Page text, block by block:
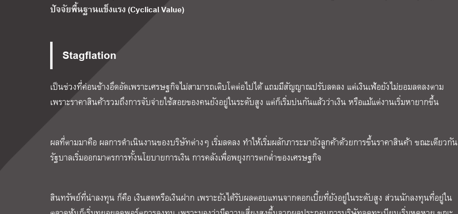
ปัจจัยพื้นฐานแข็งแรง (Cyclical Value)
Stagflation
เป็นช่วงที่ค่อนข้างอึดอัดเพราะเศรษฐกิจไม่สามารถเติบโตต่อไปได้ แถมมีสัญญาณปรับลดลง แต่เงินเฟ้อยังไม่ยอมลดลงตาม
เพราะราคาสินค้ารวมถึงการจับจ่ายใช้สอยของคนยังอยู่ในระดับสูง แต่ก็เริ่มบ่นกันแล้วว่าเงิน หรือแม้แต่งานเริ่มหายากขึ้น
ผลที่ตามมาคือ ผลการดำเนินงานของบริษัทต่างๆ เริ่มลดลง ทำให้เริ่มผลักภาระมายังลูกค้าด้วยการขึ้นราคาสินค้า ขณะเดียวกัน
รัฐบาลเริ่มออกมาตรการทั้งนโยบายการเงิน การคลังเพื่อพยุงการตกต่ำของเศรษฐกิจ
สินทรัพย์ที่น่าลงทุน ก็คือ เงินสดหรือเงินฝาก เพราะยังได้รับผลตอบแทนจากดอกเบี้ยที่ยังอยู่ในระดับสูง ส่วนนักลงทุนที่อยู่ใน